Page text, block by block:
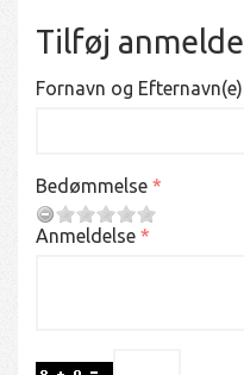
Tilføj
Fornavn og Efternavn(e)
Bedømmelse
Anmeldelse